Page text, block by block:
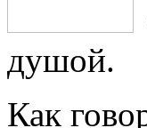
душой.
Как